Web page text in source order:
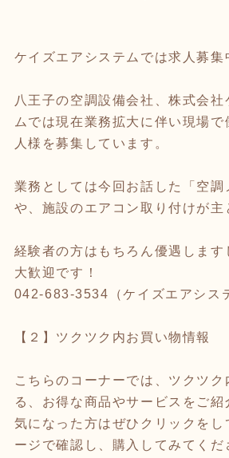
ケイズエアシステムでは求人募集
八王子の空調設備会社、株式会
ムでは現在業務拡大に伴い現場
人様を募集しています。
業務としては今回お話した「空調
や、施設のエアコン取り付けが主
経験者の方はもちろん優遇します
大歓迎です！
042-683-3534（ケイズエアシス
【２】ツクツク内お買い物情報
こちらのコーナーでは、ツクツク
る、お得な商品やサービスをご紹
気になった方はぜひクリックをし
ージで確認し、購入してみてくだ